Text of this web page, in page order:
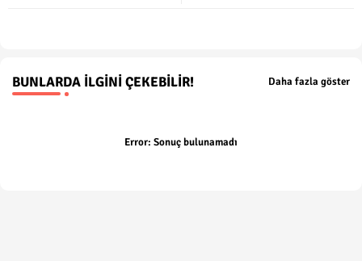
BUNLARDA İLGINI ÇEKEBILIR! Daha fazla göster
Error: Sonuç bulunamadı